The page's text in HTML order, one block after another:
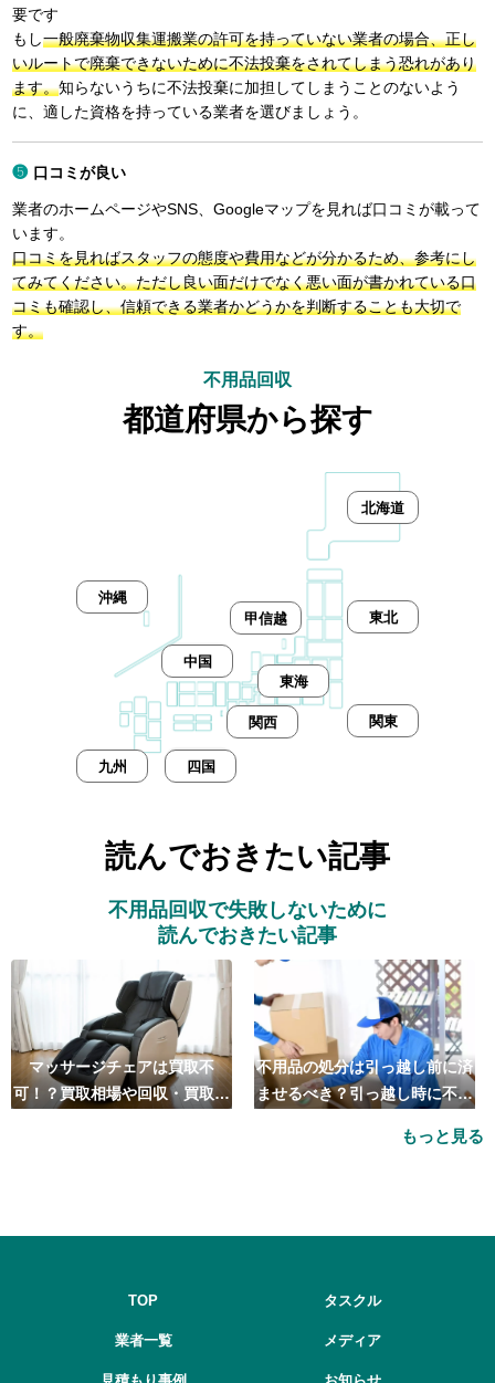
要です
もし一般廃棄物収集運搬業の許可を持っていない業者の場合、正し
いルートで廃棄できないために不法投棄をされてしまう恐れがあり
ます。知らないうちに不法投棄に加担してしまうことのないよう
に、適した資格を持っている業者を選びましょう。
口コミが良い
業者のホームページやSNS、Googleマップを見れば口コミが載って
います。
口コミを見ればスタッフの態度や費用などが分かるため、参考にし
てみてください。ただし良い面だけでなく悪い面が書かれている口
コミも確認し、信頼できる業者かどうかを判断することも大切で
す。
不用品回収
都道府県から探す
北海道
東北
甲信越
東海
関東
関西
中国
四国
九州
沖縄
読んでおきたい記事
不用品回収で失敗しないために
読んでおきたい記事
マッサージチェアは買取不
可！？買取相場や回収・買取の
不用品の処分は引っ越し前に済
ませるべき？引っ越し時に不用
もっと見る
TOP
業者一覧
タスクル
メディア